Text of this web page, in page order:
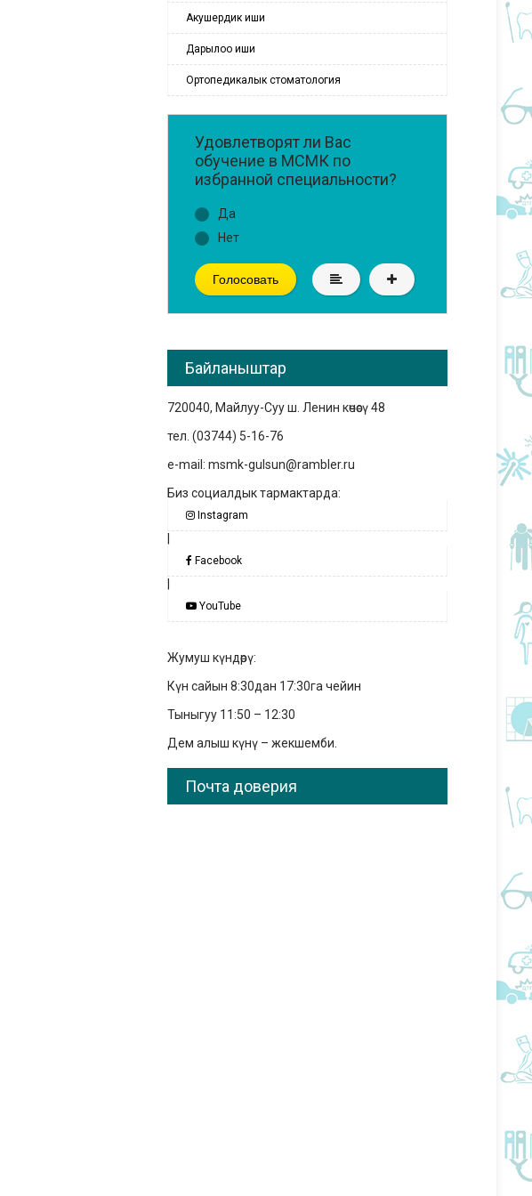
Акушердик иши
Дарылоо иши
Ортопедикалык стоматология
Удовлетворят ли Вас
обучение в МСМК по
избранной специальности?
Да
Нет
Голосовать
Байланыштар
720040, Майлуу-Суу ш. Ленин көчөсү 48
тел. (03744) 5-16-76
e-mail: msmk-gulsun@rambler.ru
Биз социалдык тармактарда:
Instagram
Facebook
YouTube
Жумуш күндөрү:
Күн сайын 8:30дан 17:30га чейин
Тыныгуу 11:50 – 12:30
Дем алыш күнү – жекшемби.
Почта доверия